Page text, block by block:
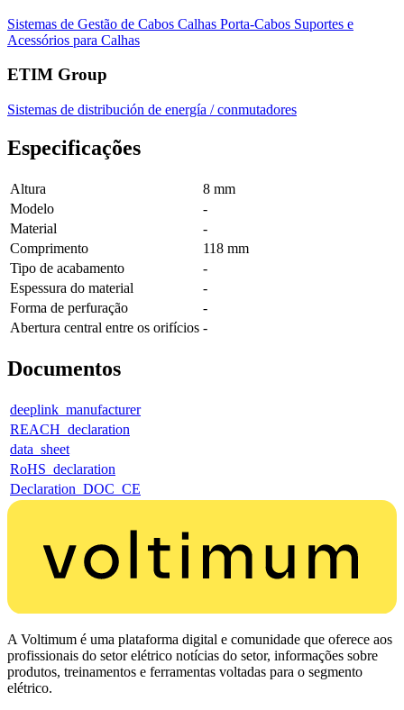
Sistemas de Gestão de Cabos Calhas Porta-Cabos Suportes e
Acessórios para Calhas
ETIM Group
Sistemas de distribución de energía / conmutadores
Especificações
Altura
8 mm
Modelo
-
Material
-
Comprimento
118 mm
Tipo de acabamento
-
Espessura do material
-
Forma de perfuração
-
Abertura central entre os orifícios -
Documentos
deeplink_manufacturer
REACH_declaration
data_sheet
RoHS_declaration
Declaration_DOC_CE
A Voltimum é uma plataforma digital e comunidade que oferece aos
profissionais do setor elétrico notícias do setor, informações sobre
produtos, treinamentos e ferramentas voltadas para o segmento
elétrico.